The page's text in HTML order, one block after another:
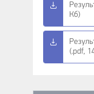
Кб)
(.pdf,